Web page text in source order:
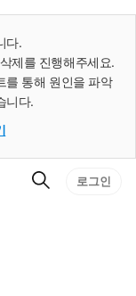
다.
제를 진행해주세요.
를 통해 원인을 파악
니다.
검
로그인